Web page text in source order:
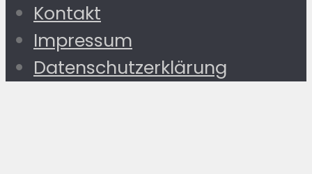
Kontakt
Impressum
Datenschutzerklärung